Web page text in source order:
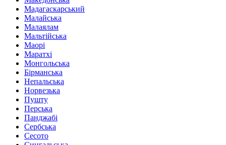
Мадагаскарський
Малайська
Малаялам
Мальтійська
Маорі
Маратхі
Монгольська
Бірманська
Непальська
Норвезька
Пушту
Перська
Панджабі
Сербська
Сесото